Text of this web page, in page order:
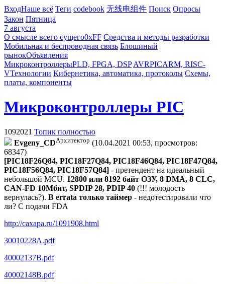
ВходНаше всё Теги codebook 无线电组件 Поиск Опросы
Закон Пятница
7 августа
О смысле всего сущего0xFF Средства и методы разработки
Мобильная и беспроводная связь Блошиный
рынокОбъявления
МикроконтроллерыPLD, FPGA, DSP AVRPICARM, RISC-
VТехнологии Кибернетика, автоматика, протоколы Схемы,
платы, компоненты
Микроконтроллеры PIC
1092021 Топик полностью
Evgeny_CDАрхитектор (10.04.2021 00:53, просмотров:
68347)
[PIC18F26Q84, PIC18F27Q84, PIC18F46Q84, PIC18F47Q84,
PIC18F56Q84, PIC18F57Q84] - претендент на идеальный
небольшой MCU. 12800 или 8192 байт ОЗУ, 8 DMA, 8 CLC,
CAN-FD 10Мбит, SPDIP 28, PDIP 40 (!!! молодость
вернулась?). В errata только таймер - недотестировали что
ли? С подачи FDA
http://caxapa.ru/1091908.html
30010228A.pdf
40002137B.pdf
40002148B.pdf